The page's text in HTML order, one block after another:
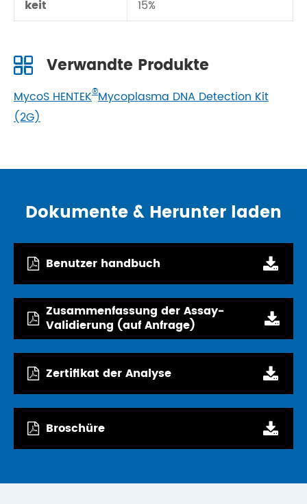
keit 15%
Verwandte Produkte
MycoS HENTEK®Mycoplasma DNA Detection Kit
(2G)
Dokumente & Herunter laden
Benutzer handbuch
Zusammenfassung der Assay-
Validierung (auf Anfrage)
Zertifikat der Analyse
Broschüre